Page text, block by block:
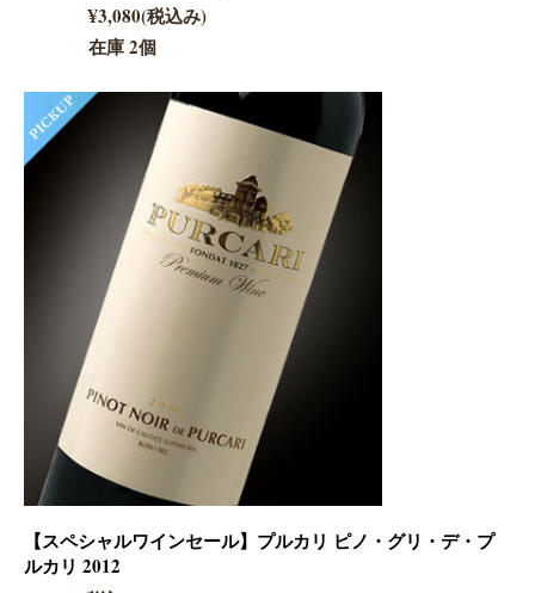
¥3,080(税込み)
在庫 2個
【スペシャルワインセール】プルカリ ピノ・グリ・デ・プ
ルカリ 2012